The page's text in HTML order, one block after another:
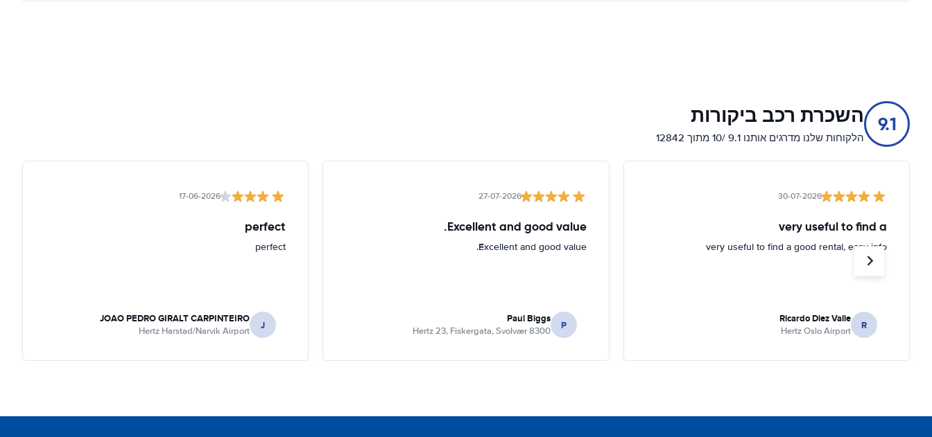
9.1 השכרת רכב ביקורות
הלקוחות שלנו מדרגים אותנו 9.1 /10 מתוך 12842
30-07-2026
very useful to find a
very useful to find a good rental, easy info
R
Ricardo Diez Valle
Hertz Oslo Airport
27-07-2026
Excellent and good value.
Excellent and good value.
P
Paul Biggs
Hertz 23, Fiskergata, Svolvær 8300
17-06-2026
perfect
perfect
J
JOAO PEDRO GIRALT CARPINTEIRO
Hertz Harstad/Narvik Airport